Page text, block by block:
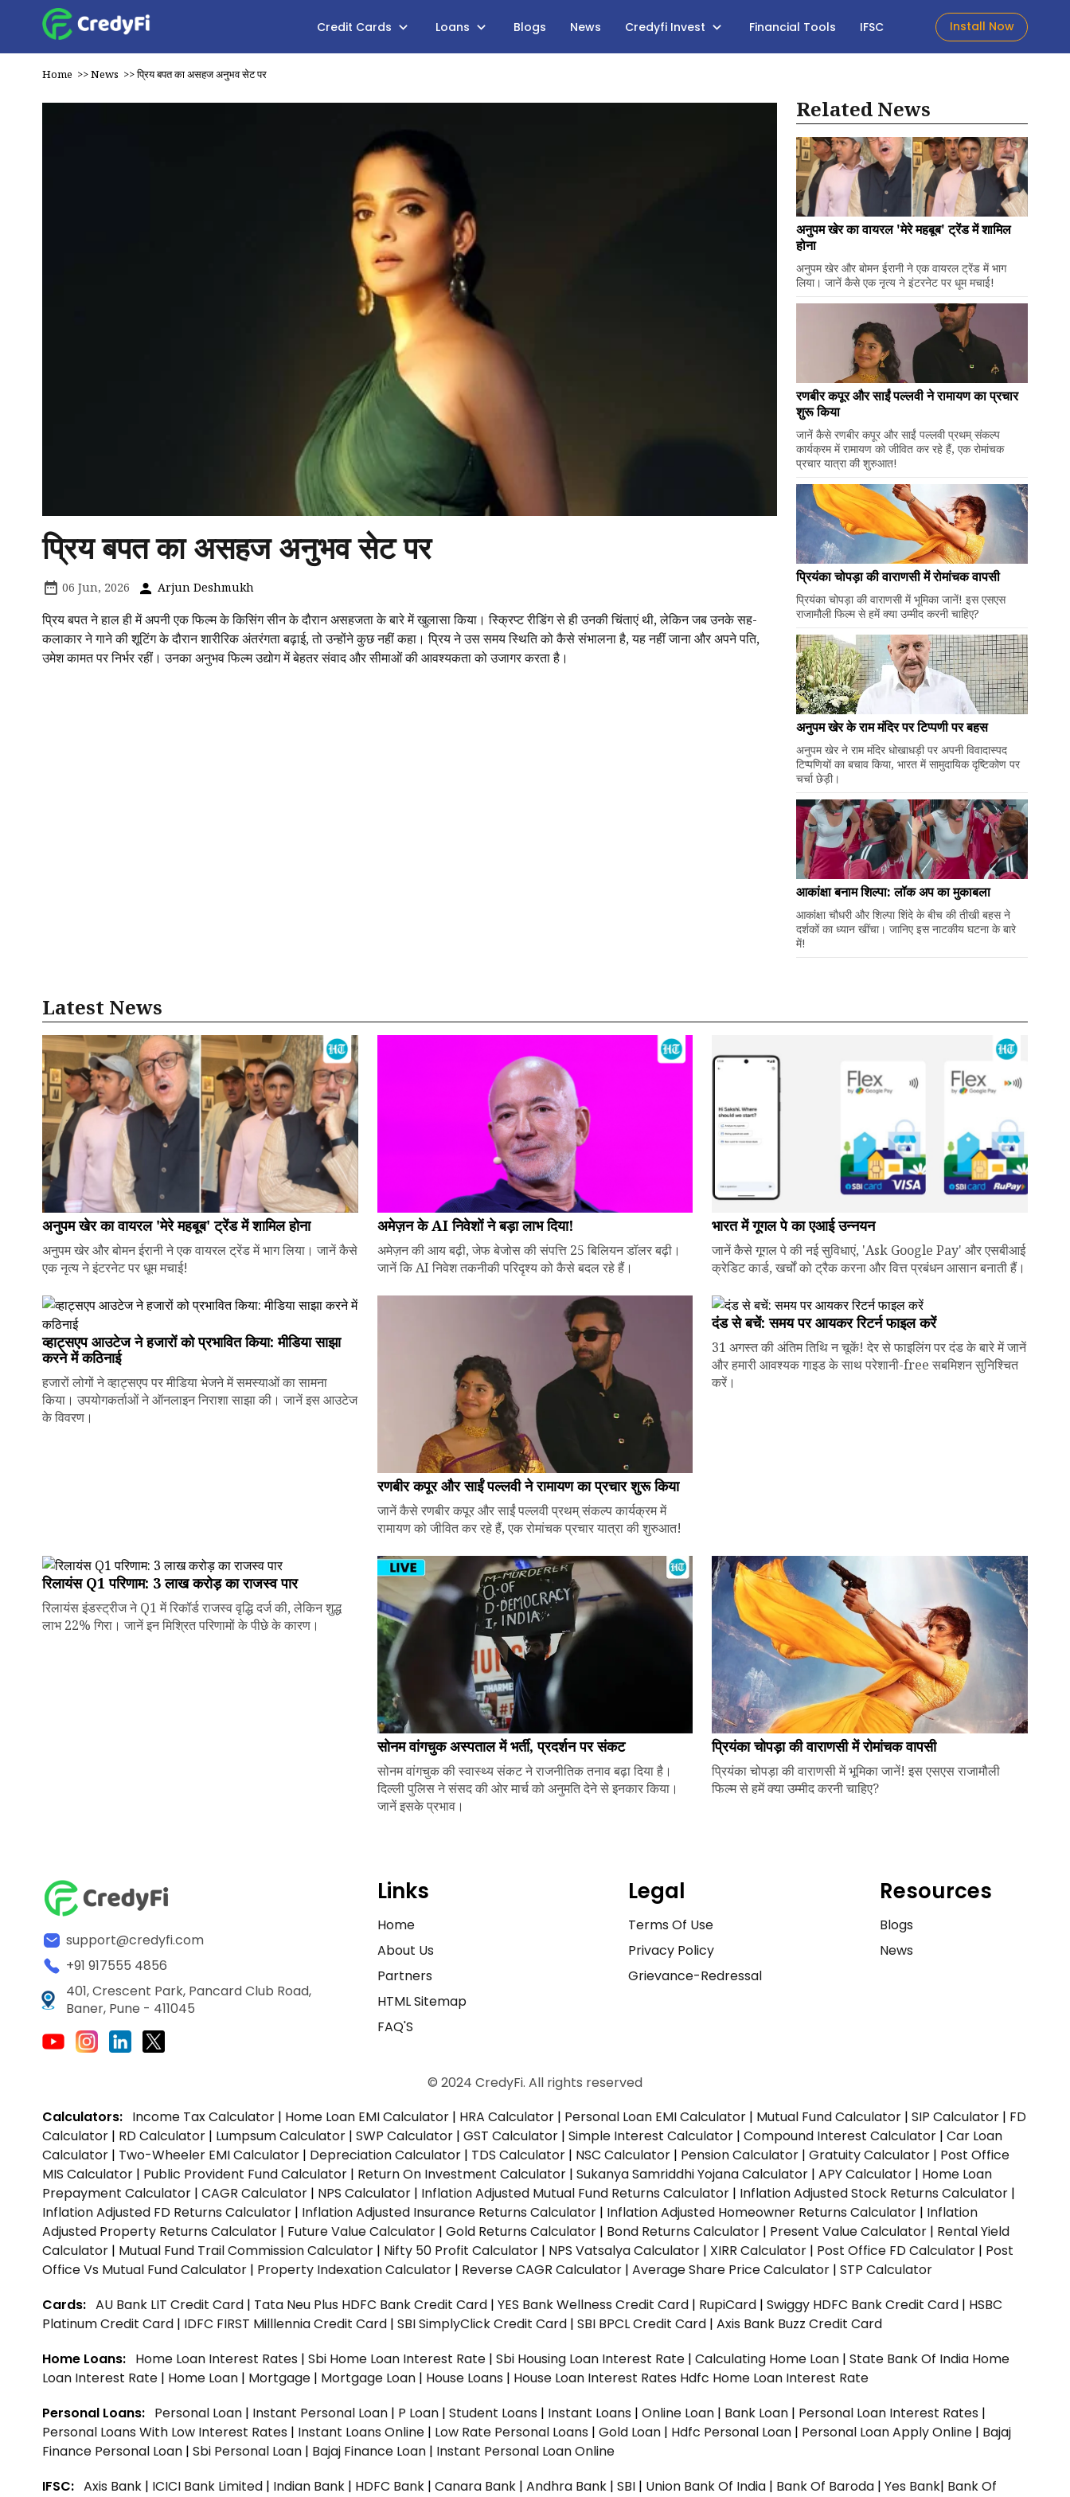
Credit Cards Loans Blogs News Credyfi Invest Financial Tools IFSC Install Now
Home >>News >>प्रिय बपत का असहज अनुभव सेट पर
प्रिय बपत का असहज अनुभव सेट पर
06 Jun, 2026 Arjun Deshmukh
प्रिय बपत ने हाल ही में अपनी एक फिल्म के किसिंग सीन के दौरान असहजता के बारे में खुलासा किया। स्क्रिप्ट रीडिंग से ही उनकी चिंताएं थी, लेकिन जब उनके सह-
कलाकार ने गाने की शूटिंग के दौरान शारीरिक अंतरंगता बढ़ाई, तो उन्होंने कुछ नहीं कहा। प्रिय ने उस समय स्थिति को कैसे संभालना है, यह नहीं जाना और अपने पति,
उमेश कामत पर निर्भर रहीं। उनका अनुभव फिल्म उद्योग में बेहतर संवाद और सीमाओं की आवश्यकता को उजागर करता है।
Related News
अनुपम खेर का वायरल 'मेरे महबूब' ट्रेंड में शामिल
होना
अनुपम खेर और बोमन ईरानी ने एक वायरल ट्रेंड में भाग
लिया। जानें कैसे एक नृत्य ने इंटरनेट पर धूम मचाई!
रणबीर कपूर और साईं पल्लवी ने रामायण का प्रचार
शुरू किया
जानें कैसे रणबीर कपूर और साईं पल्लवी प्रथम् संकल्प
कार्यक्रम में रामायण को जीवित कर रहे हैं, एक रोमांचक
प्रचार यात्रा की शुरुआत!
प्रियंका चोपड़ा की वाराणसी में रोमांचक वापसी
प्रियंका चोपड़ा की वाराणसी में भूमिका जानें! इस एसएस
राजामौली फिल्म से हमें क्या उम्मीद करनी चाहिए?
अनुपम खेर के राम मंदिर पर टिप्पणी पर बहस
अनुपम खेर ने राम मंदिर धोखाधड़ी पर अपनी विवादास्पद
टिप्पणियों का बचाव किया, भारत में सामुदायिक दृष्टिकोण पर
चर्चा छेड़ी।
आकांक्षा बनाम शिल्पा: लॉक अप का मुकाबला
आकांक्षा चौधरी और शिल्पा शिंदे के बीच की तीखी बहस ने
दर्शकों का ध्यान खींचा। जानिए इस नाटकीय घटना के बारे
में!
Latest News
अनुपम खेर का वायरल 'मेरे महबूब' ट्रेंड में शामिल होना
अनुपम खेर और बोमन ईरानी ने एक वायरल ट्रेंड में भाग लिया। जानें कैसे
एक नृत्य ने इंटरनेट पर धूम मचाई!
अमेज़न के AI निवेशों ने बड़ा लाभ दिया!
अमेज़न की आय बढ़ी, जेफ बेजोस की संपत्ति 25 बिलियन डॉलर बढ़ी।
जानें कि AI निवेश तकनीकी परिदृश्य को कैसे बदल रहे हैं।
भारत में गूगल पे का एआई उन्नयन
जानें कैसे गूगल पे की नई सुविधाएं, 'Ask Google Pay' और एसबीआई
क्रेडिट कार्ड, खर्चों को ट्रैक करना और वित्त प्रबंधन आसान बनाती हैं।
व्हाट्सएप आउटेज ने हजारों को प्रभावित किया: मीडिया साझा
करने में कठिनाई
हजारों लोगों ने व्हाट्सएप पर मीडिया भेजने में समस्याओं का सामना
किया। उपयोगकर्ताओं ने ऑनलाइन निराशा साझा की। जानें इस आउटेज
के विवरण।
रणबीर कपूर और साईं पल्लवी ने रामायण का प्रचार शुरू किया
जानें कैसे रणबीर कपूर और साईं पल्लवी प्रथम् संकल्प कार्यक्रम में
रामायण को जीवित कर रहे हैं, एक रोमांचक प्रचार यात्रा की शुरुआत!
दंड से बचें: समय पर आयकर रिटर्न फाइल करें
31 अगस्त की अंतिम तिथि न चूकें! देर से फाइलिंग पर दंड के बारे में जानें
और हमारी आवश्यक गाइड के साथ परेशानी-free सबमिशन सुनिश्चित
करें।
रिलायंस Q1 परिणाम: ₹3 लाख करोड़ का राजस्व पार
रिलायंस इंडस्ट्रीज ने Q1 में रिकॉर्ड राजस्व वृद्धि दर्ज की, लेकिन शुद्ध
लाभ 22% गिरा। जानें इन मिश्रित परिणामों के पीछे के कारण।
सोनम वांगचुक अस्पताल में भर्ती, प्रदर्शन पर संकट
सोनम वांगचुक की स्वास्थ्य संकट ने राजनीतिक तनाव बढ़ा दिया है।
दिल्ली पुलिस ने संसद की ओर मार्च को अनुमति देने से इनकार किया।
जानें इसके प्रभाव।
प्रियंका चोपड़ा की वाराणसी में रोमांचक वापसी
प्रियंका चोपड़ा की वाराणसी में भूमिका जानें! इस एसएस राजामौली
फिल्म से हमें क्या उम्मीद करनी चाहिए?
support@credyfi.com
+91 917555 4856
401, Crescent Park, Pancard Club Road,
Baner, Pune - 411045
Links
Home
About Us
Partners
HTML Sitemap
FAQ'S
Legal
Terms Of Use
Privacy Policy
Grievance-Redressal
Resources
Blogs
News
© 2024 CredyFi. All rights reserved
Calculators: Income Tax Calculator | Home Loan EMI Calculator | HRA Calculator | Personal Loan EMI Calculator | Mutual Fund Calculator | SIP Calculator | FD
Calculator | RD Calculator | Lumpsum Calculator | SWP Calculator | GST Calculator | Simple Interest Calculator | Compound Interest Calculator | Car Loan
Calculator | Two-Wheeler EMI Calculator | Depreciation Calculator | TDS Calculator | NSC Calculator | Pension Calculator | Gratuity Calculator | Post Office
MIS Calculator | Public Provident Fund Calculator | Return On Investment Calculator | Sukanya Samriddhi Yojana Calculator | APY Calculator | Home Loan
Prepayment Calculator | CAGR Calculator | NPS Calculator | Inflation Adjusted Mutual Fund Returns Calculator | Inflation Adjusted Stock Returns Calculator |
Inflation Adjusted FD Returns Calculator | Inflation Adjusted Insurance Returns Calculator | Inflation Adjusted Homeowner Returns Calculator | Inflation
Adjusted Property Returns Calculator | Future Value Calculator | Gold Returns Calculator | Bond Returns Calculator | Present Value Calculator | Rental Yield
Calculator | Mutual Fund Trail Commission Calculator | Nifty 50 Profit Calculator | NPS Vatsalya Calculator | XIRR Calculator | Post Office FD Calculator | Post
Office Vs Mutual Fund Calculator | Property Indexation Calculator | Reverse CAGR Calculator | Average Share Price Calculator | STP Calculator
Cards: AU Bank LIT Credit Card | Tata Neu Plus HDFC Bank Credit Card | YES Bank Wellness Credit Card | RupiCard | Swiggy HDFC Bank Credit Card | HSBC
Platinum Credit Card | IDFC FIRST Milllennia Credit Card | SBI SimplyClick Credit Card | SBI BPCL Credit Card | Axis Bank Buzz Credit Card
Home Loans: Home Loan Interest Rates | Sbi Home Loan Interest Rate | Sbi Housing Loan Interest Rate | Calculating Home Loan | State Bank Of India Home
Loan Interest Rate | Home Loan | Mortgage | Mortgage Loan | House Loans | House Loan Interest Rates Hdfc Home Loan Interest Rate
Personal Loans: Personal Loan | Instant Personal Loan | P Loan | Student Loans | Instant Loans | Online Loan | Bank Loan | Personal Loan Interest Rates |
Personal Loans With Low Interest Rates | Instant Loans Online | Low Rate Personal Loans | Gold Loan | Hdfc Personal Loan | Personal Loan Apply Online | Bajaj
Finance Personal Loan | Sbi Personal Loan | Bajaj Finance Loan | Instant Personal Loan Online
IFSC: Axis Bank | ICICI Bank Limited | Indian Bank | HDFC Bank | Canara Bank | Andhra Bank | SBI | Union Bank Of India | Bank Of Baroda | Yes Bank| Bank Of